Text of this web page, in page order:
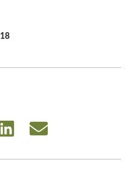
18
Share
Share